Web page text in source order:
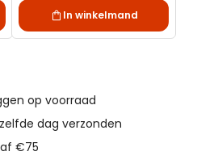
In winkelmand
op voorraad
dag verzonden
€75